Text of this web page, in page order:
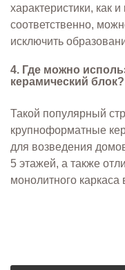
характеристики, как
соответственно,
исключить
4. Где можно
керамический блок?
Такой популярный
крупноформатные
для возведения
5 этажей, а также
монолитного